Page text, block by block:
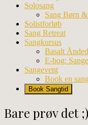
sangundervisning
workhops
København
Solosang
Sang Børn
Solistforløb
Sang Retreat
Sangkursus
Basalt
E-bog:
Sangevent
Book en
Book Sangtid
Bare prøv det ;)